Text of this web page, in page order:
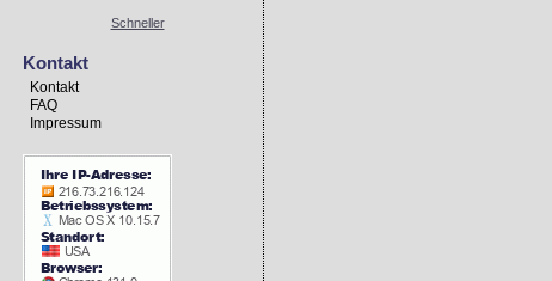
Schneller
Kontakt
Kontakt
FAQ
Impressum